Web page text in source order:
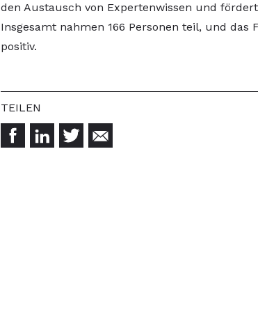
den Austausch von Expertenwissen und
Insgesamt nahmen 166 Personen teil, und das
positiv.